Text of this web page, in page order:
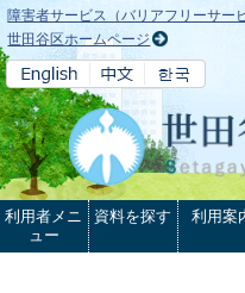
本文へ
障害者サービス（バリアフリーサー
世田谷区ホームページ
利用者メニ
ュー
資料を探す 利用案